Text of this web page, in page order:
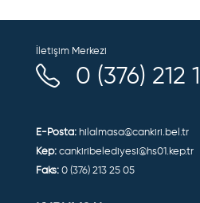
İletişim Merkezi
0 (376) 212
E-Posta: hilalmasa@cankiri.bel.tr
Kep: cankiribelediyesi@hs01.kep.tr
Faks: 0 (376) 213 25 05